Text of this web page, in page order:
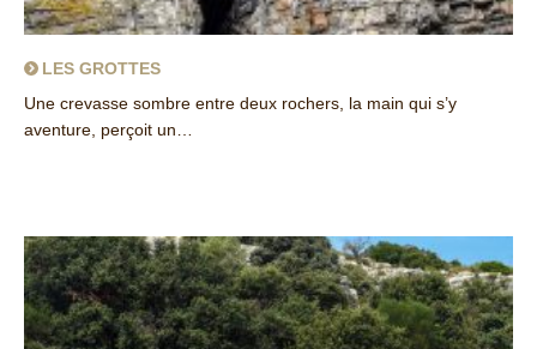
LES GROTTES
Une crevasse sombre entre deux rochers, la main qui s’y
aventure, perçoit un…